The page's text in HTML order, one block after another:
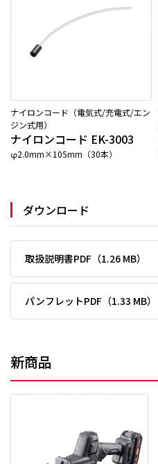
ナイロンコード（電気式/充電式/エン
ジン式用）
ナイロンコード EK-3003
φ2.0mm×105mm（30本）
ダウンロード
取扱説明書PDF（1.26 MB）
パンフレットPDF（1.33 MB）
新商品